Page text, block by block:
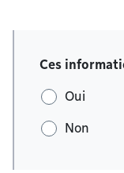
Ces
Oui
Non